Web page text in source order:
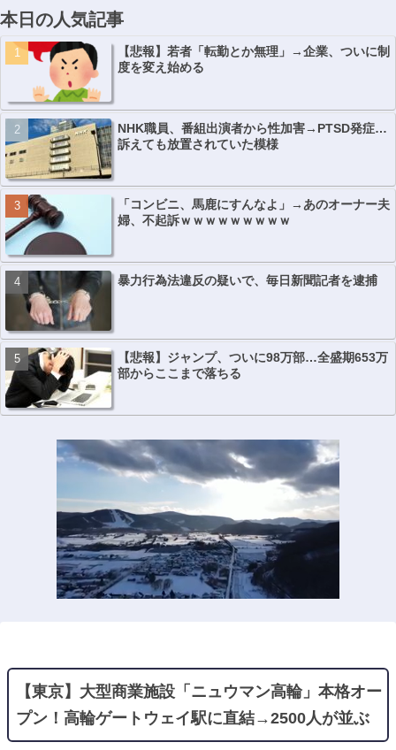
本日の人気記事
【悲報】若者「転勤とか無理」→企業、ついに制
度を変え始める
NHK職員、番組出演者から性加害→PTSD発症…
訴えても放置されていた模様
「コンビニ、馬鹿にすんなよ」→あのオーナー夫
婦、不起訴ｗｗｗｗｗｗｗｗｗ
暴力行為法違反の疑いで、毎日新聞記者を逮捕
【悲報】ジャンプ、ついに98万部…全盛期653万
部からここまで落ちる
【東京】大型商業施設「ニュウマン高輪」本格オー
プン！高輪ゲートウェイ駅に直結→2500人が並ぶ